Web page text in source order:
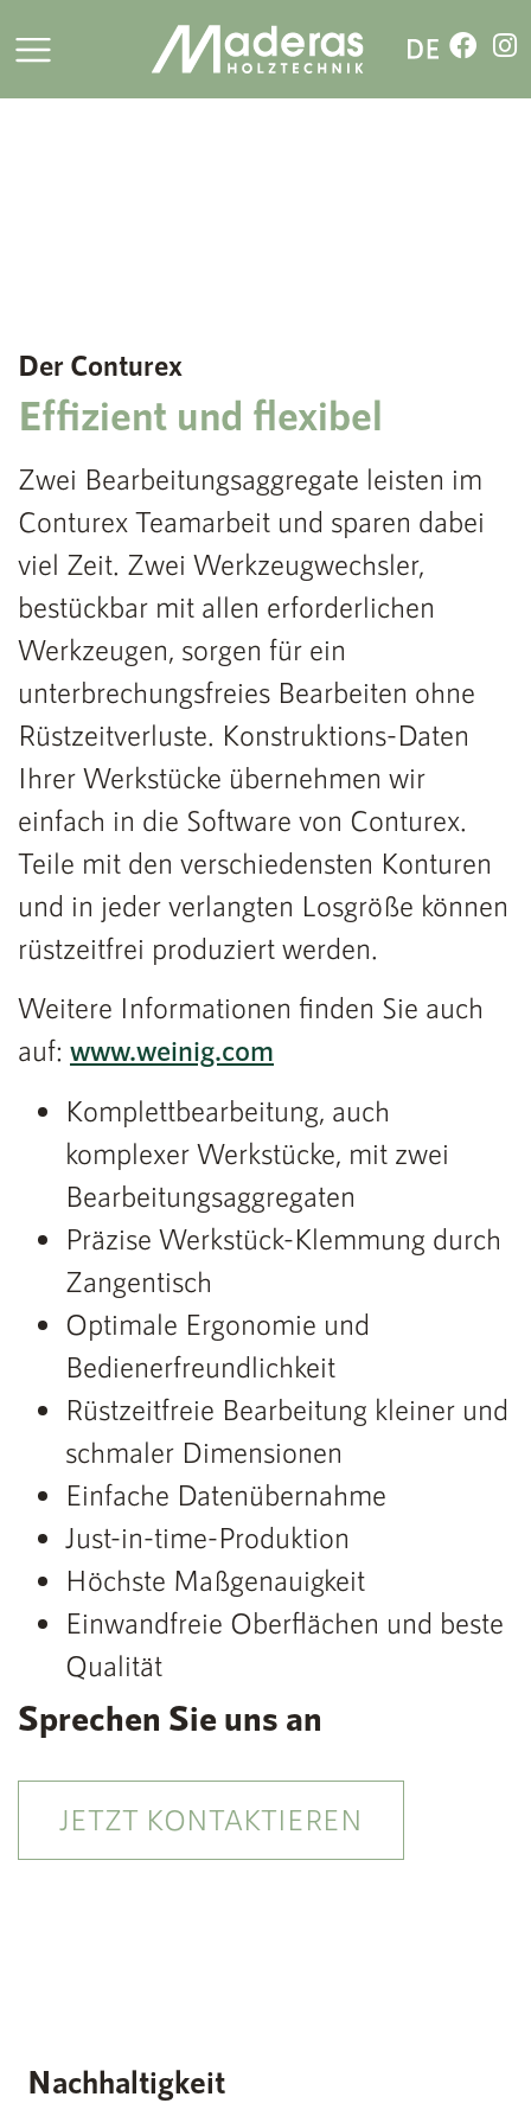
Der Conturex
Effizient und flexibel
Zwei Bearbeitungsaggregate leisten im
Conturex Teamarbeit und sparen dabei
viel Zeit. Zwei Werkzeugwechsler,
bestückbar mit allen erforderlichen
Werkzeugen, sorgen für ein
unterbrechungsfreies Bearbeiten ohne
Rüstzeitverluste. Konstruktions-Daten
Ihrer Werkstücke übernehmen wir
einfach in die Software von Conturex.
Teile mit den verschiedensten Konturen
und in jeder verlangten Losgröße können
rüstzeitfrei produziert werden.
Weitere Informationen finden Sie auch
auf: www.weinig.com
Komplettbearbeitung, auch
komplexer Werkstücke, mit zwei
Bearbeitungsaggregaten
Präzise Werkstück-Klemmung durch
Zangentisch
Optimale Ergonomie und
Bedienerfreundlichkeit
Rüstzeitfreie Bearbeitung kleiner und
schmaler Dimensionen
Einfache Datenübernahme
Just-in-time-Produktion
Höchste Maßgenauigkeit
Einwandfreie Oberflächen und beste
Qualität
Sprechen Sie uns an
JETZT KONTAKTIEREN
Nachhaltigkeit